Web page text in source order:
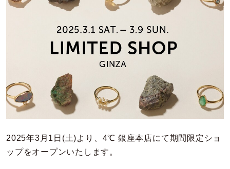
カテゴリー すべてのジュエリー
誕生石
モチーフ
石の色
2025年3月1日(土)より、4℃ 銀座本店にて期間限定ショ
ップをオープンいたします。